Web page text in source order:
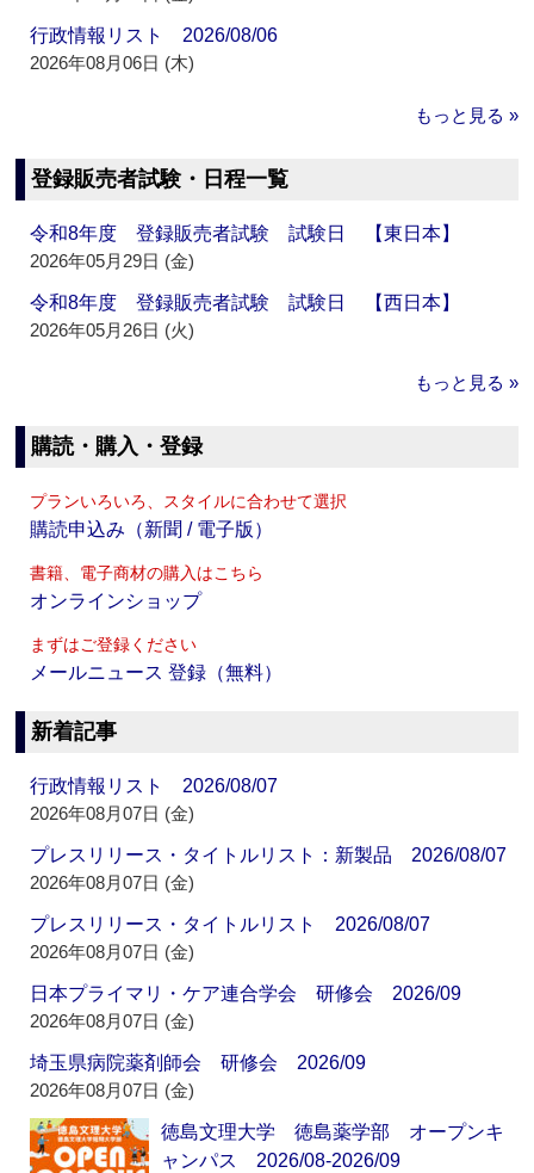
行政情報リスト 2026/08/06
2026年08月06日 (木)
もっと見る »
登録販売者試験・日程一覧
令和8年度 登録販売者試験 試験日 【東日本】
2026年05月29日 (金)
令和8年度 登録販売者試験 試験日 【西日本】
2026年05月26日 (火)
もっと見る »
購読・購入・登録
プランいろいろ、スタイルに合わせて選択
購読申込み（新聞 / 電子版）
書籍、電子商材の購入はこちら
オンラインショップ
まずはご登録ください
メールニュース 登録（無料）
新着記事
行政情報リスト 2026/08/07
2026年08月07日 (金)
プレスリリース・タイトルリスト：新製品 2026/08/07
2026年08月07日 (金)
プレスリリース・タイトルリスト 2026/08/07
2026年08月07日 (金)
日本プライマリ・ケア連合学会 研修会 2026/09
2026年08月07日 (金)
埼玉県病院薬剤師会 研修会 2026/09
2026年08月07日 (金)
徳島文理大学 徳島薬学部 オープンキ
ャンパス 2026/08-2026/09